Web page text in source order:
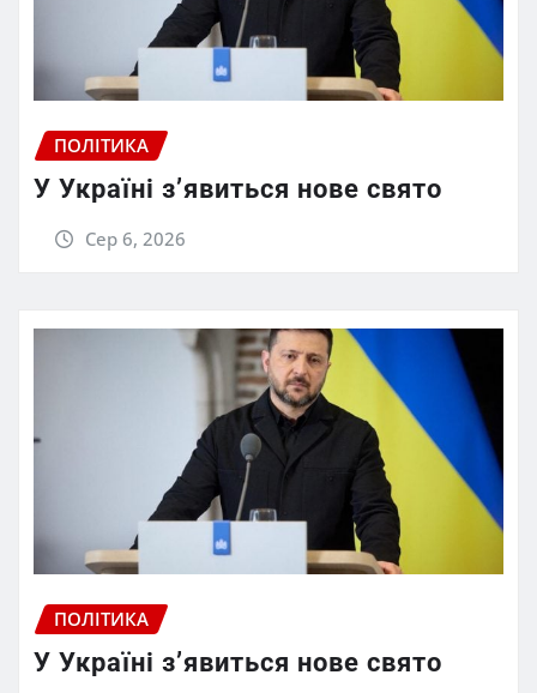
ПОЛІТИКА
У Україні з’явиться нове свято
Сер 6, 2026
ПОЛІТИКА
У Україні з’явиться нове свято